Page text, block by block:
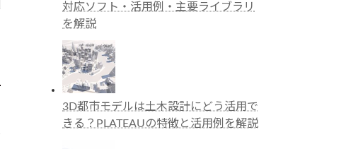
対応ソフト・活用例・主要ライブラリ
を解説
3D都市モデルは土木設計にどう活用で
きる？PLATEAUの特徴と活用例を解説